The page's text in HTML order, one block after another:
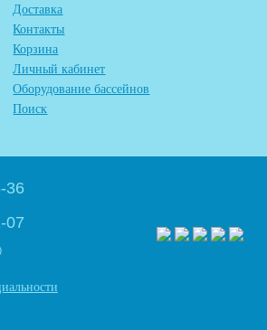
Доставка
Контакты
Корзина
Личный кабинет
Оборудование бассейнов
Поиск
36
07